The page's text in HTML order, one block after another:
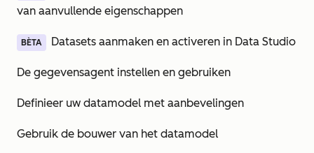
van aanvullende eigenschappen
BÈTA Datasets aanmaken en activeren in Data Studio
De gegevensagent instellen en gebruiken
Definieer uw datamodel met aanbevelingen
Gebruik de bouwer van het datamodel